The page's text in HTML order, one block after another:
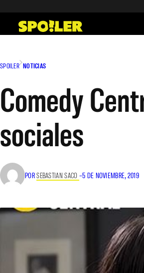
contenido
SPOILER NOTICIAS
Comedy
sociales
PORSEBASTIAN SACO –5 DE NOVIEMBRE, 2019